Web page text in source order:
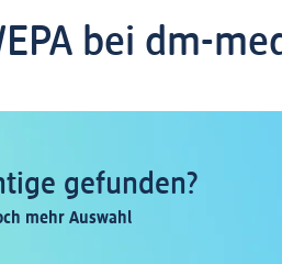
bei dm-
gefunden?
mehr Auswahl